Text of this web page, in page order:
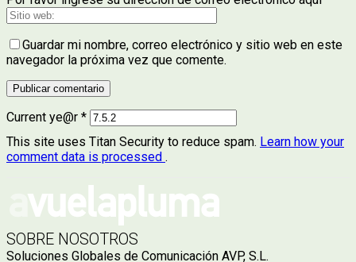
Guardar mi nombre, correo electrónico y sitio web en este
navegador la próxima vez que comente.
Current ye@r *
This site uses Titan Security to reduce spam. Learn how your
comment data is processed .
SOBRE NOSOTROS
Soluciones Globales de Comunicación AVP, S.L.